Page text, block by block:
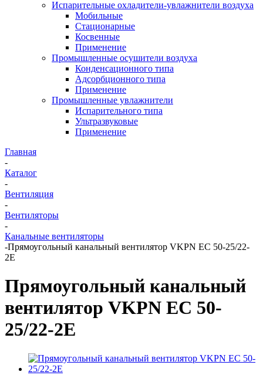
Испарительные охладители-увлажнители воздуха
Мобильные
Стационарные
Косвенные
Применение
Промышленные осушители воздуха
Конденсационного типа
Адсорбционного типа
Применение
Промышленные увлажнители
Испарительного типа
Ультразвуковые
Применение
Главная
-
Каталог
-
Вентиляция
-
Вентиляторы
-
Канальные вентиляторы
-Прямоугольный канальный вентилятор VKPN EС 50-25/22-
2E
Прямоугольный канальный
вентилятор VKPN EС 50-
25/22-2E